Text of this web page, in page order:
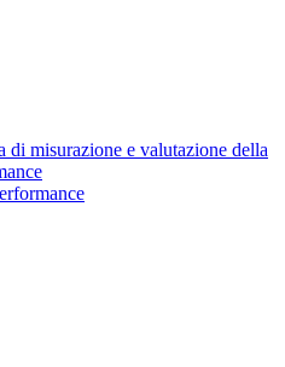
di misurazione e valutazione della